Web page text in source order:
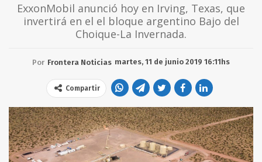
ExxonMobil anunció hoy en Irving, Texas, que
invertirá en el el bloque argentino Bajo del
Choique-La Invernada.
Por Frontera Noticias martes, 11 de junio 2019 16:11hs
Compartir